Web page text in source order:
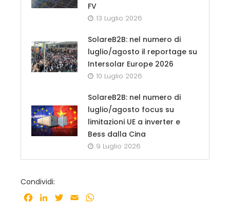
FV
13 Luglio 2026
SolareB2B: nel numero di
luglio/agosto il reportage su
Intersolar Europe 2026
10 Luglio 2026
SolareB2B: nel numero di
luglio/agosto focus su
limitazioni UE a inverter e
Bess dalla Cina
9 Luglio 2026
Condividi:
Facebook
LinkedInTwitter
Email